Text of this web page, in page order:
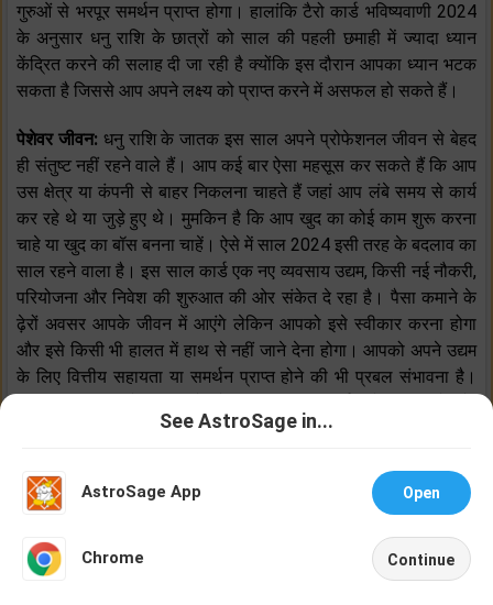
गुरुओं से भरपूर समर्थन प्राप्त होगा। हालांकि टैरो कार्ड भविष्यवाणी 2024
के अनुसार धनु राशि के छात्रों को साल की पहली छमाही में ज्यादा ध्यान
केंद्रित करने की सलाह दी जा रही है क्योंकि इस दौरान आपका ध्यान भटक
सकता है जिससे आप अपने लक्ष्य को प्राप्त करने में असफल हो सकते हैं।
पेशेवर जीवन: धनु राशि के जातक इस साल अपने प्रोफेशनल जीवन से बेहद
ही संतुष्ट नहीं रहने वाले हैं। आप कई बार ऐसा महसूस कर सकते हैं कि आप
उस क्षेत्र या कंपनी से बाहर निकलना चाहते हैं जहां आप लंबे समय से कार्य
कर रहे थे या जुड़े हुए थे। मुमकिन है कि आप खुद का कोई काम शुरू करना
चाहे या खुद का बॉस बनना चाहें। ऐसे में साल 2024 इसी तरह के बदलाव का
साल रहने वाला है। इस साल कार्ड एक नए व्यवसाय उद्यम, किसी नई नौकरी,
परियोजना और निवेश की शुरुआत की ओर संकेत दे रहा है। पैसा कमाने के
ढ़ेरों अवसर आपके जीवन में आएंगे लेकिन आपको इसे स्वीकार करना होगा
और इसे किसी भी हालत में हाथ से नहीं जाने देना होगा। आपको अपने उद्यम
के लिए वित्तीय सहायता या समर्थन प्राप्त होने की भी प्रबल संभावना है।
कड़ी मेहनत करें। इस बारे में निश्चिंत रहें क्योंकि आपके यहां से शुभ फल
शुभ रंग : गहरा पीला
लकी क्रिस्टल: फ़िरोज़ा
See AstroSage in...
AstroSage App Open
Chrome Continue
Astrologer
Home Account